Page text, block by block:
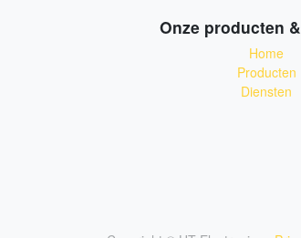
Onze producten
Home
Producten
Diensten